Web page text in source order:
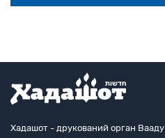
Хадашот - друкований орган Вааду